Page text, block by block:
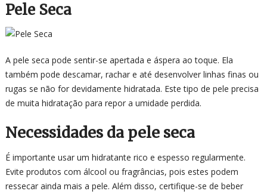
Pele Seca
A pele seca pode sentir-se apertada e áspera ao toque. Ela
também pode descamar, rachar e até desenvolver linhas finas ou
rugas se não for devidamente hidratada. Este tipo de pele precisa
de muita hidratação para repor a umidade perdida.
Necessidades da pele seca
É importante usar um hidratante rico e espesso regularmente.
Evite produtos com álcool ou fragrâncias, pois estes podem
ressecar ainda mais a pele. Além disso, certifique-se de beber